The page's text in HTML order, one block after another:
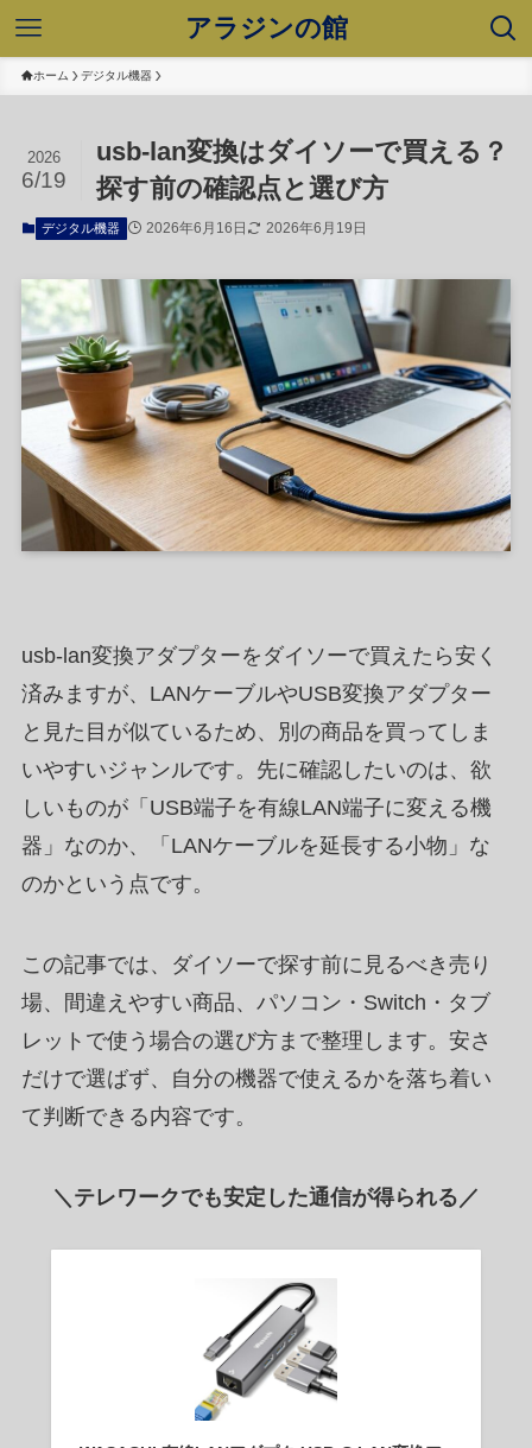
アラジンの館
ホーム デジタル機器
usb-lan変換はダイソーで買える？
探す前の確認点と選び方
2026
6/19
デジタル機器 2026年6月16日 2026年6月19日
usb-lan変換アダプターをダイソーで買えたら安く
済みますが、LANケーブルやUSB変換アダプター
と見た目が似ているため、別の商品を買ってしま
いやすいジャンルです。先に確認したいのは、欲
しいものが「USB端子を有線LAN端子に変える機
器」なのか、「LANケーブルを延長する小物」な
のかという点です。
この記事では、ダイソーで探す前に見るべき売り
場、間違えやすい商品、パソコン・Switch・タブ
レットで使う場合の選び方まで整理します。安さ
だけで選ばず、自分の機器で使えるかを落ち着い
て判断できる内容です。
＼テレワークでも安定した通信が得られる／